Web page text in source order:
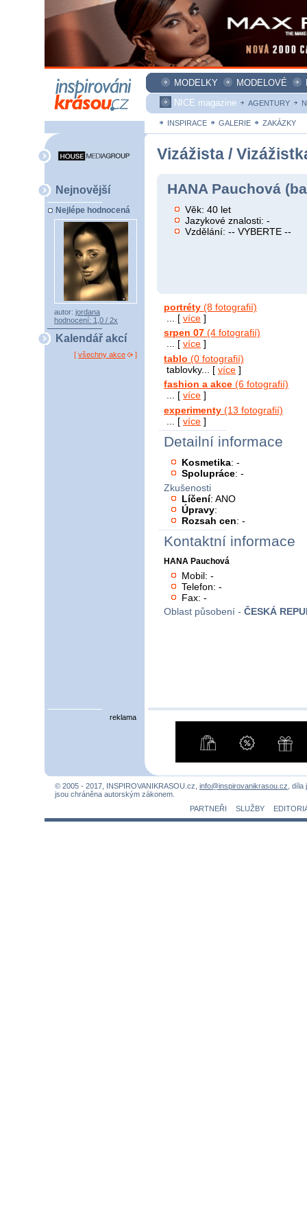
MODELKY MODELOVÉ
NICE magazine
AGENTURY
INSPIRACE GALERIE ZAKÁZKY
Nejnovější
Nejlépe hodnocená
autor: jordana
hodnocení: 1,0 / 2x
Kalendář akcí
[ všechny akce ]
Vizážista /
HANA Pauchová
Věk: 40 let
Jazykové znalosti: -
Vzdělání: -- VYBERTE --
portréty (8 fotografií)
... [ více ]
srpen 07 (4 fotografií)
... [ více ]
tablo (0 fotografií)
tablovky... [ více ]
fashion a akce (6 fotografií)
... [ více ]
experimenty (13 fotografií)
... [ více ]
Detailní informace
Kosmetika: -
Spolupráce: -
Zkušenosti
Líčení: ANO
Úpravy:
Rozsah cen: -
Kontaktní informace
HANA Pauchová
Mobil: -
Telefon: -
Fax: -
Oblast působení - ČESKÁ
reklama
© 2005 - 2017, INSPIROVANIKRASOU.cz, info@inspirovanikrasou.cz ,
jsou chráněna autorským zákonem.
PARTNEŘI
SLUŽBY